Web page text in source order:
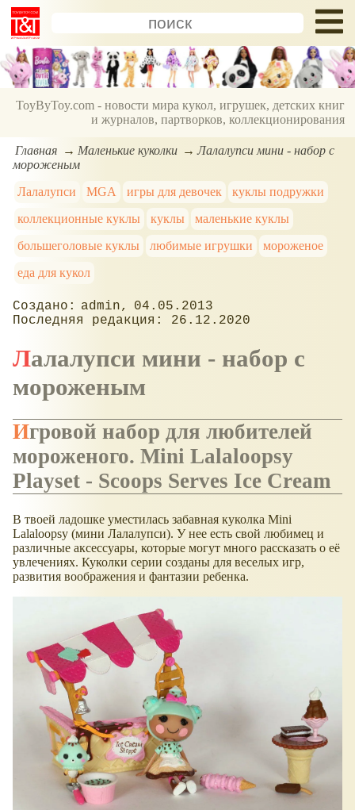
ToyByToy.com - новости мира кукол, игрушек, детских книг
и журналов, партворков, коллекционирования
Главная Маленькие куколки
Лалалупси мини - набор с
мороженым
Лалалупси
MGA игры для девочек
куклы подружки
коллекционные куклы
куклы
маленькие куклы
большеголовые куклы
любимые игрушки
мороженое
еда для кукол
admin
04.05.2013
26.12.2020
Лалалупси мини - набор с
мороженым
Игровой набор для любителей
мороженого. Mini Lalaloopsy
Playset - Scoops Serves Ice Cream
В твоей ладошке уместилась забавная куколка Mini
Lalaloopsy (мини Лалалупси). У нее есть свой любимец и
различные аксессуары, которые могут много рассказать о её
увлечениях. Куколки серии созданы для веселых игр,
развития воображения и фантазии ребенка.